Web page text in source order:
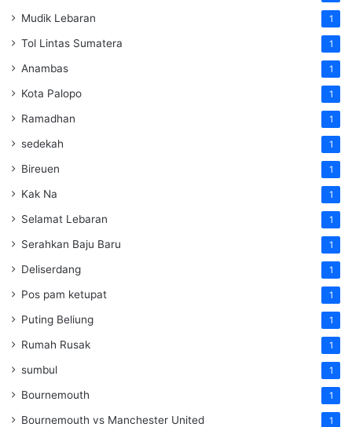
Mudik Lebaran 1
Tol Lintas Sumatera 1
Anambas 1
Kota Palopo 1
Ramadhan 1
sedekah 1
Bireuen 1
Kak Na 1
Selamat Lebaran 1
Serahkan Baju Baru 1
Deliserdang 1
Pos pam ketupat 1
Puting Beliung 1
Rumah Rusak 1
sumbul 1
Bournemouth 1
Bournemouth vs Manchester United 1